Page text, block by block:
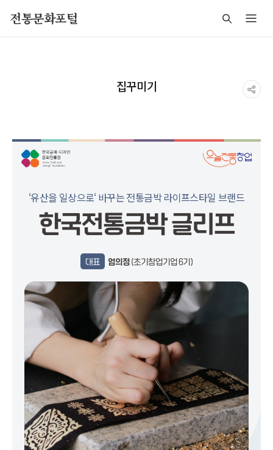
전통문화포털
집꾸미기
‘유산을 일상으로‘ 바꾸는 전통금박 라이프스타일 브랜드
한국전통금박 글리프
대표 엄의정(초기창업기업 6기)